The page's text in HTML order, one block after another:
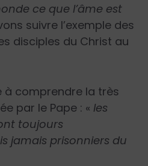
ce que l’âme est
suivre l’exemple des
disciples du Christ au
à comprendre la très
par le Pape : « les
toujours
jamais prisonniers du